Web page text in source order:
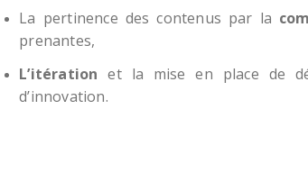
La pertinence des contenus par la
prenantes,
L’itération et la mise en place de
d’innovation.